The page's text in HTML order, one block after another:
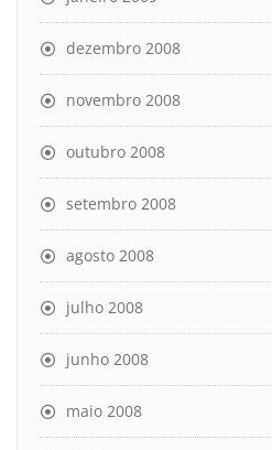
dezembro 2008
novembro 2008
outubro 2008
setembro 2008
agosto 2008
julho 2008
junho 2008
maio 2008